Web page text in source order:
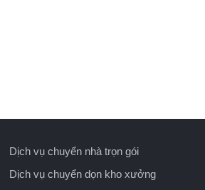
Dịch vụ chuyển nhà trọn gói
Dịch vụ chuyển dọn kho xưởng